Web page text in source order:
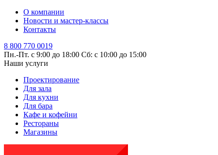
О компании
Новости и мастер-классы
Контакты
8 800 770 0019
Пн.-Пт. с 9:00 до 18:00 Сб: с 10:00 до 15:00
Наши услуги
Проектирование
Для зала
Для кухни
Для бара
Кафе и кофейни
Рестораны
Магазины